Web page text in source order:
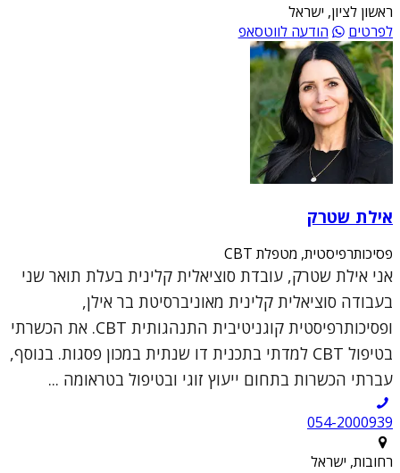
ראשון לציון, ישראל
לפרטים
הודעה לווטסאפ
אילת שטרק
פסיכותרפיסטית, מטפלת CBT
אני אילת שטרק, עובדת סוציאלית קלינית בעלת תואר שני
בעבודה סוציאלית קלינית מאוניברסיטת בר אילן,
ופסיכותרפיסטית קוגניטיבית התנהגותית CBT. את הכשרתי
בטיפול CBT למדתי בתכנית דו שנתית במכון פסגות. בנוסף,
עברתי הכשרות בתחום ייעוץ זוגי ובטיפול בטראומה ...
054-2000939
רחובות, ישראל